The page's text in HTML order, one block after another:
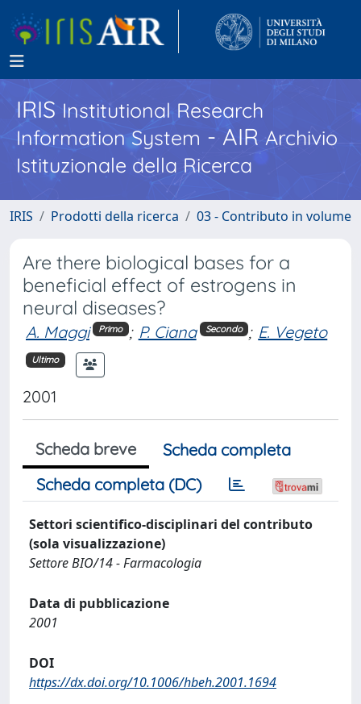
IRISInstitutional Research
Information System - AIR Archivio
Istituzionale della Ricerca
IRIS Prodotti della ricerca 03 - Contributo in volume
Are there biological bases for a
beneficial effect of estrogens in
neural diseases?
A. Maggi Primo ; P. Ciana Secondo ; E. Vegeto
Ultimo
2001
Scheda breve
Scheda completa
Scheda completa (DC)
Settori scientifico-disciplinari del contributo
(sola visualizzazione)
Settore BIO/14 - Farmacologia
Data di pubblicazione
2001
DOI
https://dx.doi.org/10.1006/hbeh.2001.1694